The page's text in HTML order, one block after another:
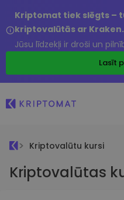
Kriptomat tiek slēgts –
kriptovalūtās ar Kraken.
Jūsu līdzekļi ir droši un
Lasīt
Kriptovalūtu kursi
Kriptovalūtas